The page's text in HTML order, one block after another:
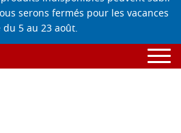
serons fermés pour les vacances
du 5 au 23 août.